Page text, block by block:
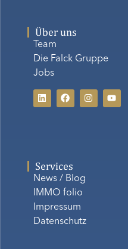
Über uns
Team
Die Falck Gruppe
Jobs
Services
News / Blog
IMMO folio
Impressum
Datenschutz